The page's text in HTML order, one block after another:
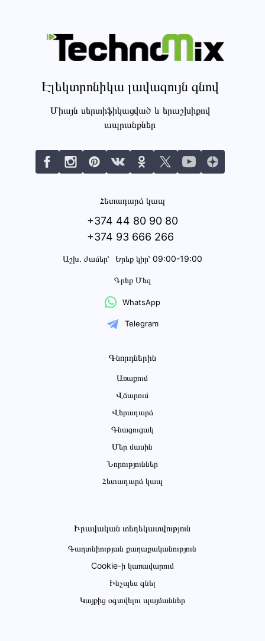
Էլեկտրոնիկա լավագույն գնով
Միայն սերտիֆիկացված և երաշխիքով
ապրանքներ
Հետադարձ կապ
+374 44 80 90 80
+374 93 666 266
Աշխ․ ժամեր՝ Երեք կիր՝ 09:00-19:00
Գրեք Մեզ
WhatsApp
Telegram
Գնորդներին
Առաքում
Վճարում
Վերադարձ
Գնացուցակ
Մեր մասին
Նորություններ
Հետադարձ կապ
Իրավական տեղեկատվություն
Գաղտնիության քաղաքականություն
Cookie-ի կառավարում
Ինչպես գնել
Կայքից օգտվելու պայմաններ